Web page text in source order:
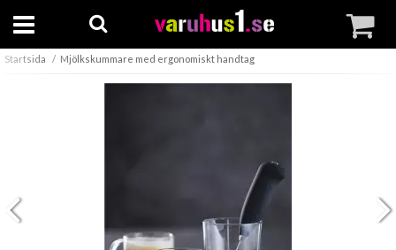
Startsida Mjölkskummare med ergonomiskt handtag